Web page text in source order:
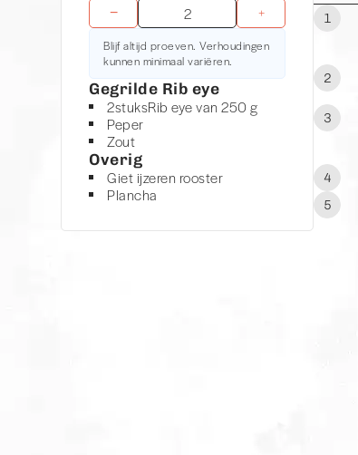
− +
Blijf altijd proeven. Verhoudingen
kunnen minimaal variëren.
Gegrilde Rib eye
2stuksRib eye van 250 g
Peper
Zout
Overig
Giet ijzeren rooster
Plancha
1
2
3
4
5